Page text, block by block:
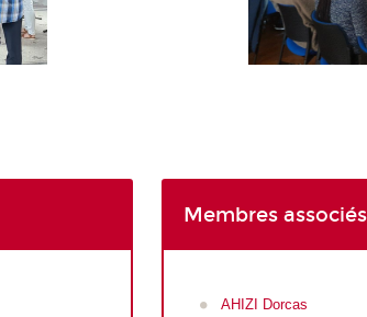
Membres associés
AHIZI Dorcas